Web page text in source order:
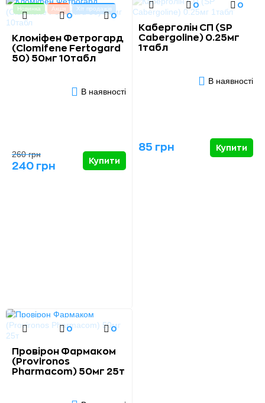
Новинка Акція Хіт продажів
0 0
Кломіфен Фетрогард
(Clomifene Fertogard
50) 50мг 10табл
В наявності
260 грн
240 грн Купити
0 0
Каберголін СП (SP
Cabergoline) 0.25мг
1табл
В наявності
85 грн Купити
0 0
Провірон Фармаком
(Provironos
Pharmacom) 50мг 25т